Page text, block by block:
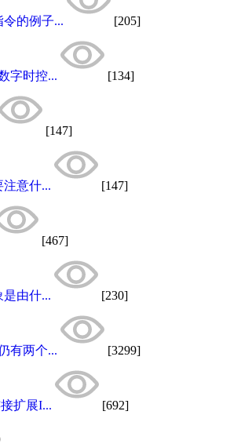
的例子... [205]
字时控... [134]
[147]
意什... [147]
[467]
由什... [230]
有两个... [3299]
扩展I... [692]